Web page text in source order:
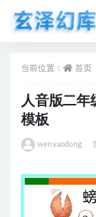
当前位置： 首页
人音版二年
模板
wenyaodong